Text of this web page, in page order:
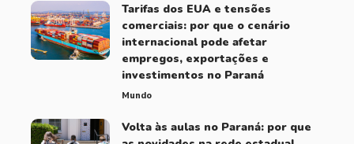
Tarifas dos EUA e tensões
comerciais: por que o cenário
internacional pode afetar
empregos, exportações e
investimentos no Paraná
Mundo
Volta às aulas no Paraná: por que